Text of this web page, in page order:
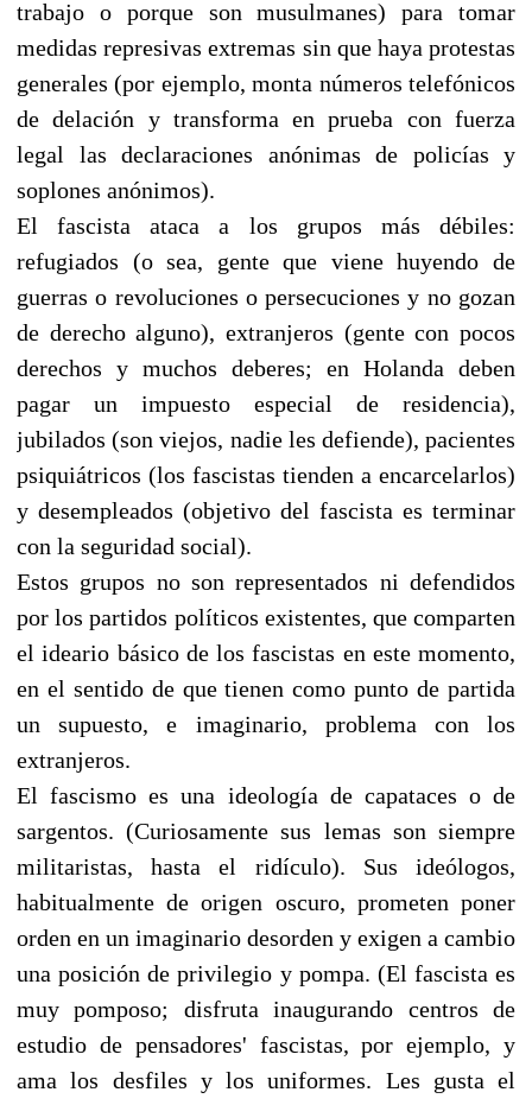
trabajo o porque son musulmanes) para tomar
medidas represivas extremas sin que haya protestas
generales (por ejemplo, monta números telefónicos
de delación y transforma en prueba con fuerza
legal las declaraciones anónimas de policías y
soplones anónimos).
El fascista ataca a los grupos más débiles:
refugiados (o sea, gente que viene huyendo de
guerras o revoluciones o persecuciones y no gozan
de derecho alguno), extranjeros (gente con pocos
derechos y muchos deberes; en Holanda deben
pagar un impuesto especial de residencia),
jubilados (son viejos, nadie les defiende), pacientes
psiquiátricos (los fascistas tienden a encarcelarlos)
y desempleados (objetivo del fascista es terminar
con la seguridad social).
Estos grupos no son representados ni defendidos
por los partidos políticos existentes, que comparten
el ideario básico de los fascistas en este momento,
en el sentido de que tienen como punto de partida
un supuesto, e imaginario, problema con los
extranjeros.
El fascismo es una ideología de capataces o de
sargentos. (Curiosamente sus lemas son siempre
militaristas, hasta el ridículo). Sus ideólogos,
habitualmente de origen oscuro, prometen poner
orden en un imaginario desorden y exigen a cambio
una posición de privilegio y pompa. (El fascista es
muy pomposo; disfruta inaugurando centros de
estudio de pensadores' fascistas, por ejemplo, y
ama los desfiles y los uniformes. Les gusta el